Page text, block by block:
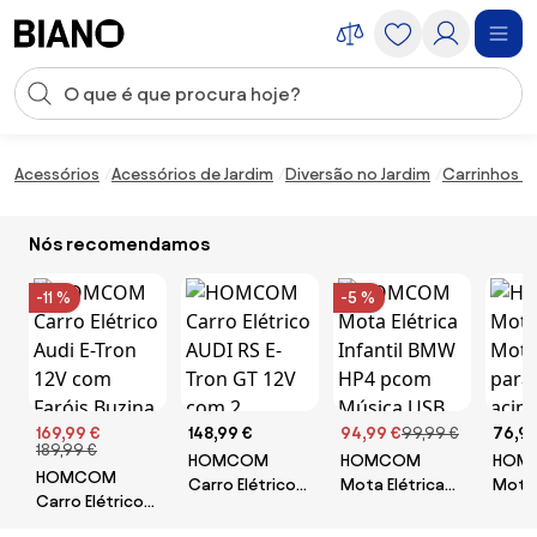
Entrada de pesquisa
Acessórios Acessórios de Jardim Diversão no Jardim Carrinhos e
Nós recomendamos
-11 %
169,99 €
189,99 €
HOMCOM
Carro Elétrico
148,99 €
HOMCOM
Carro Elétrico
-5 %
94,99 €99,99 €
HOMCOM
Mota Elétrica